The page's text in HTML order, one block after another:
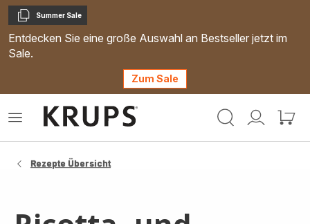
Kopieren
Summer Sale
Entdecken Sie eine große Auswahl an Bestseller jetzt im
Sale.
Zum Sale
Mein
Mein
Das
Rezepte Übersicht